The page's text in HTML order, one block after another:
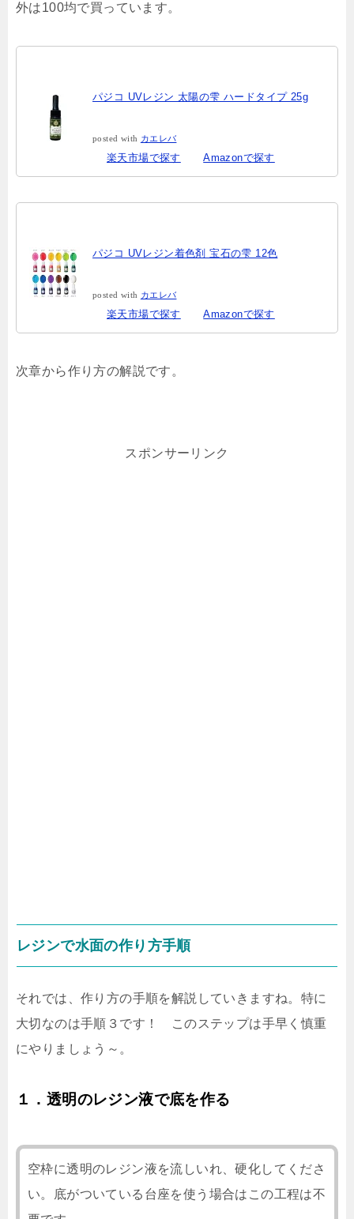
外は100均で買っています。
パジコ UVレジン 太陽の雫 ハードタイプ 25g
posted with カエレバ
楽天市場で探す Amazonで探す
パジコ UVレジン着色剤 宝石の雫 12色
posted with カエレバ
楽天市場で探す Amazonで探す
次章から作り方の解説です。
スポンサーリンク
レジンで水面の作り方手順
それでは、作り方の手順を解説していきますね。特に
大切なのは手順３です！ このステップは手早く慎重
にやりましょう～。
１．透明のレジン液で底を作る
空枠に透明のレジン液を流しいれ、硬化してくださ
い。底がついている台座を使う場合はこの工程は不